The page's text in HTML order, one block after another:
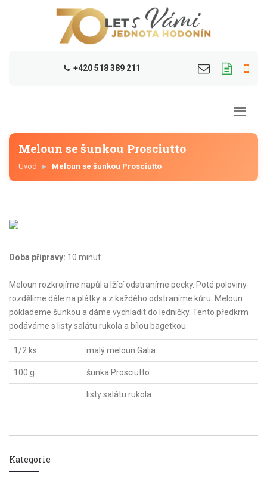
+420 518 389 211
Meloun se šunkou Prosciutto
Úvod Meloun se šunkou Prosciutto
Doba přípravy: 10 minut
Meloun rozkrojíme napůl a lžící odstraníme pecky. Poté poloviny
rozdělíme dále na plátky a z každého odstraníme kůru. Meloun
poklademe šunkou a dáme vychladit do ledničky. Tento předkrm
podáváme s listy salátu rukola a bílou bagetkou.
1/2 ks malý meloun Galia
100 g šunka Prosciutto
listy salátu rukola
Kategorie